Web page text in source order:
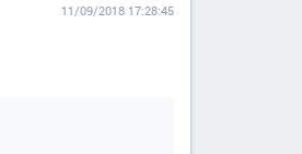
11/09/2018 17:28:45